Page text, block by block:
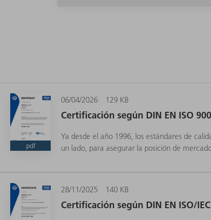
pdf
06/04/2026 129 KB
Certificación según DIN EN ISO
Ya desde el año 1996, los estándares de
un lado, para asegurar la posición de
28/11/2025 140 KB
Certificación según DIN EN ISO/